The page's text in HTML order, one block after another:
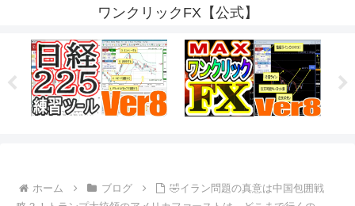
ワンクリックFX【公式】
ホーム ブログ
🤣イラン問題の真意は中国包囲戦